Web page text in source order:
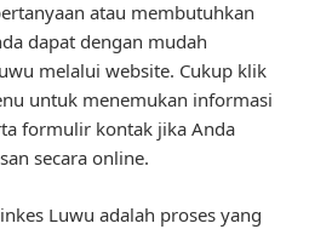
atau membutuhkan
dapat dengan mudah
melalui website. Cukup klik
untuk menemukan informasi
formulir kontak jika Anda
secara online.
Luwu adalah proses yang